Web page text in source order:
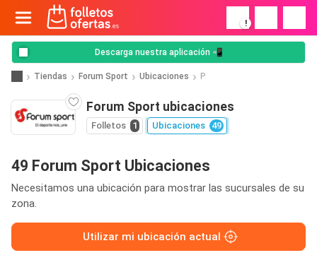
!
Descarga nuestra aplicación 📲
Tiendas Forum Sport Ubicaciones P
Forum Sport ubicaciones
Folletos 1 Ubicaciones 49
49 Forum Sport Ubicaciones
Necesitamos una ubicación para mostrar las sucursales de su
zona.
Utilizar mi ubicación actual